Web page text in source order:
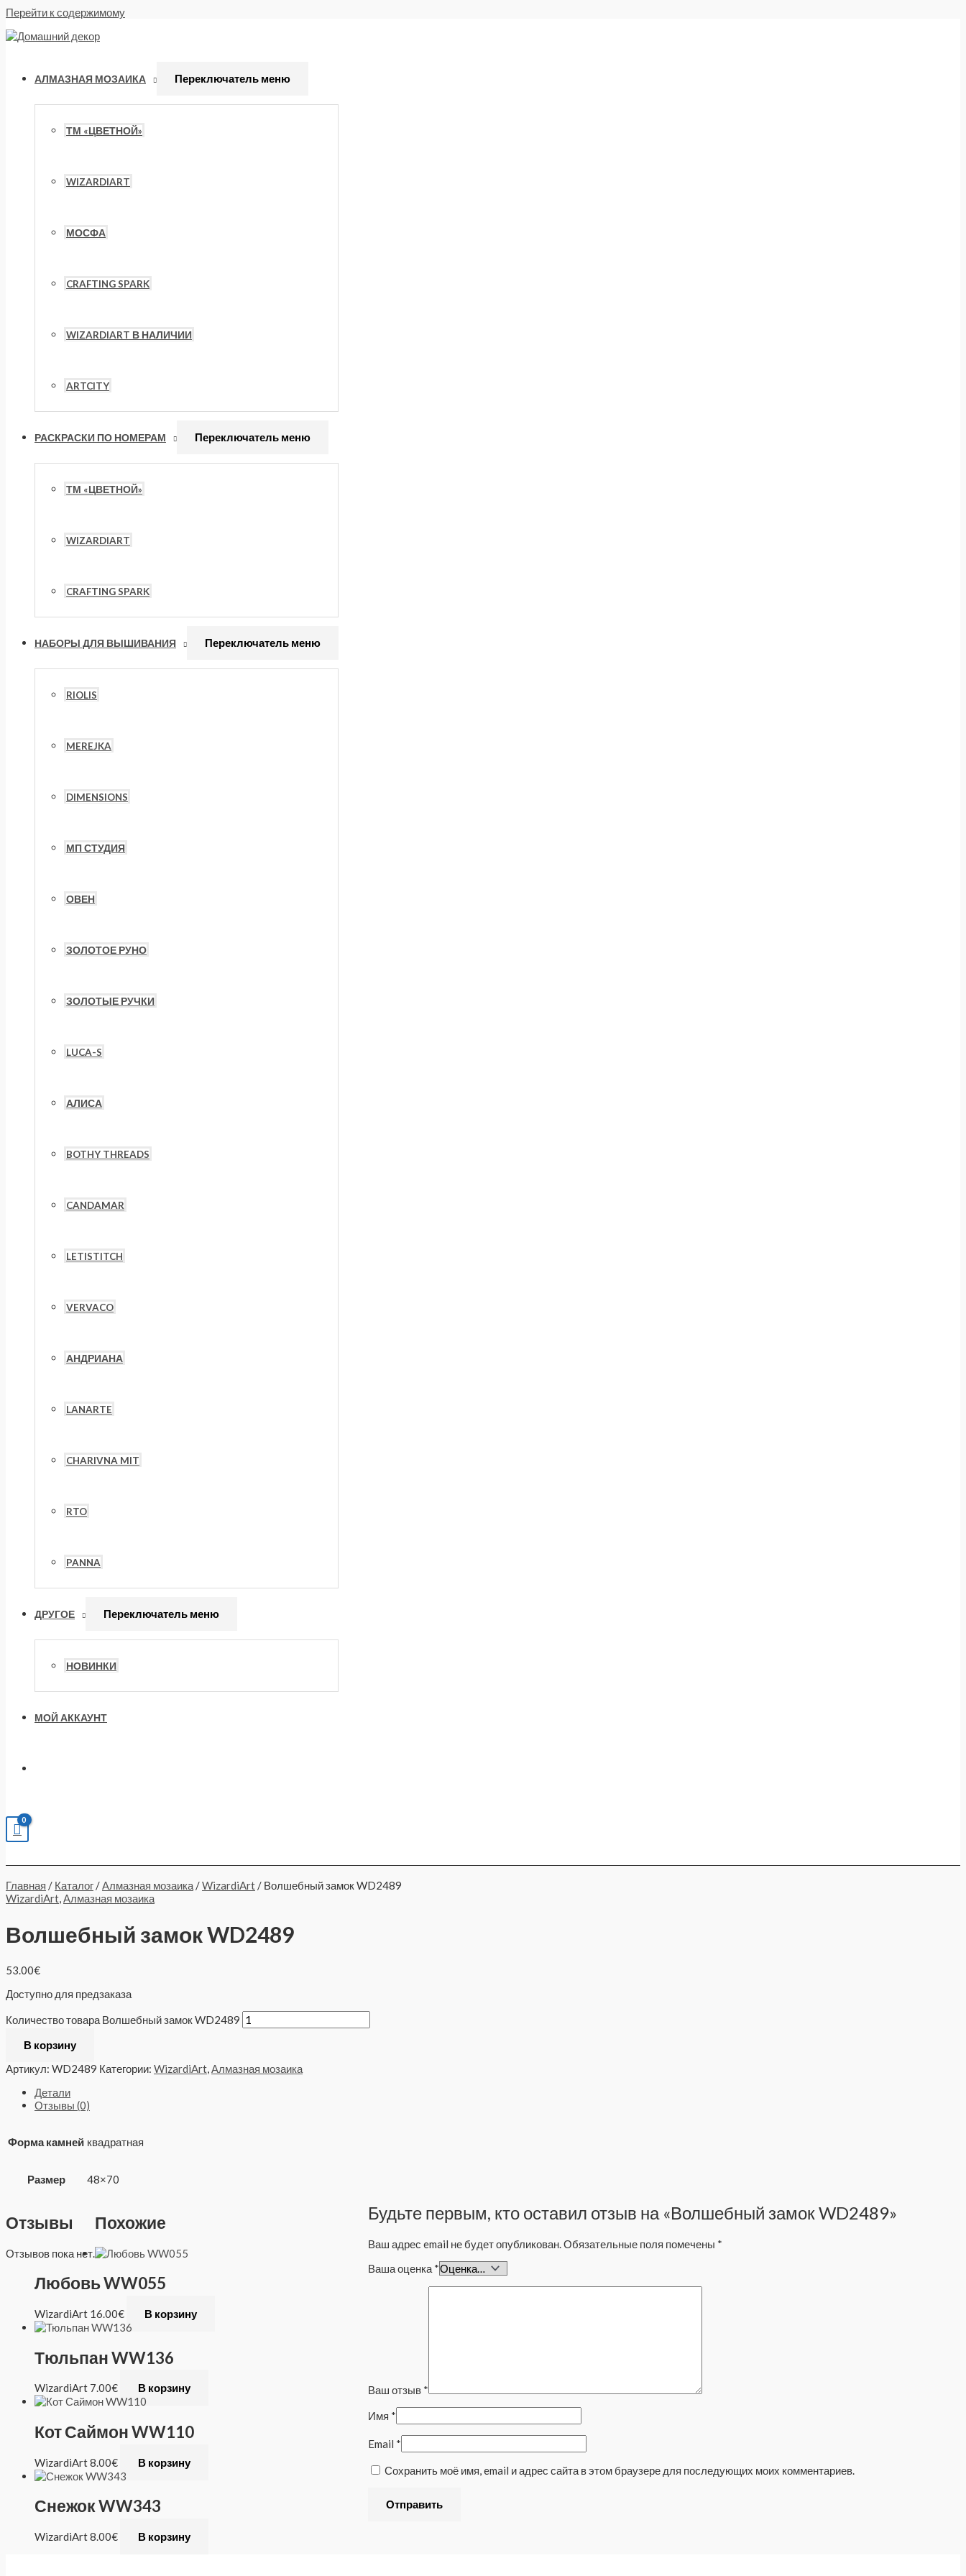
Перейти к содержимому
АЛМАЗНАЯ МОЗАИКА Переключатель меню
ТМ «ЦВЕТНОЙ»
WIZARDIART
МОСФА
CRAFTING SPARK
WIZARDIART В НАЛИЧИИ
ARTCITY
РАСКРАСКИ ПО НОМЕРАМ Переключатель меню
ТМ «ЦВЕТНОЙ»
WIZARDIART
CRAFTING SPARK
НАБОРЫ ДЛЯ ВЫШИВАНИЯ Переключатель меню
RIOLIS
MEREJKA
DIMENSIONS
МП СТУДИЯ
ОВЕН
ЗОЛОТОЕ РУНО
ЗОЛОТЫЕ РУЧКИ
LUCA-S
АЛИСА
BOTHY THREADS
CANDAMAR
LETISTITCH
VERVACO
АНДРИАНА
LANARTE
CHARIVNA MIT
RTO
PANNA
ДРУГОЕ Переключатель меню
НОВИНКИ
МОЙ АККАУНТ
Главная / Каталог/Алмазная мозаика/WizardiArt/ Волшебный замок WD2489
WizardiArt,Алмазная мозаика
Волшебный замок WD2489
53.00€
Доступно для предзаказа
Количество товара Волшебный замок WD2489
В корзину
Артикул: WD2489 Категории: WizardiArt,Алмазная мозаика
Детали
Отзывы (0)
Форма камней квадратная
Размер 48×70
Отзывы
Отзывов пока нет.
Будьте первым, кто оставил отзыв на «Волшебный замок WD2489»
Ваш адрес email не будет опубликован.Обязательные поля помечены *
Ваша оценка *
Ваш отзыв *
Имя *
Email *
Сохранить моё имя, email и адрес сайта в этом браузере для последующих моих комментариев.
Похожие
Любовь WW055
WizardiArt 16.00€ В корзину
Тюльпан WW136
WizardiArt 7.00€ В корзину
Кот Саймон WW110
WizardiArt8.00€ В корзину
Снежок WW343
WizardiArt8.00€ В корзину